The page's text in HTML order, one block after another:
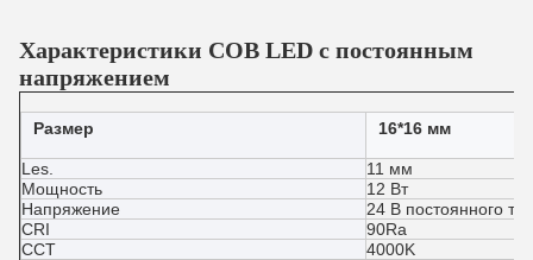
Характеристики COB LED с постоянным
напряжением
Размер 16*16 мм
Les.
11 мм
Мощность
12 Вт
Напряжение
24 В постоянного
CRI
90Ra
CCT
4000K